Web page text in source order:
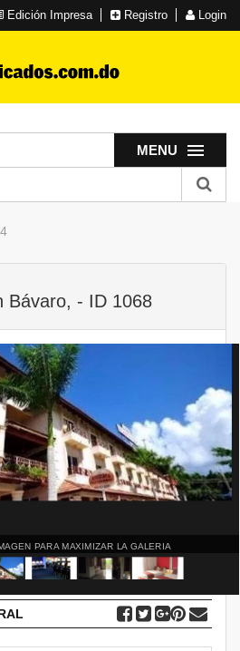
Edición Impresa Registro Login
MENU
Bávaro, - ID 1068
PARA MAXIMIZAR LA GALERIA